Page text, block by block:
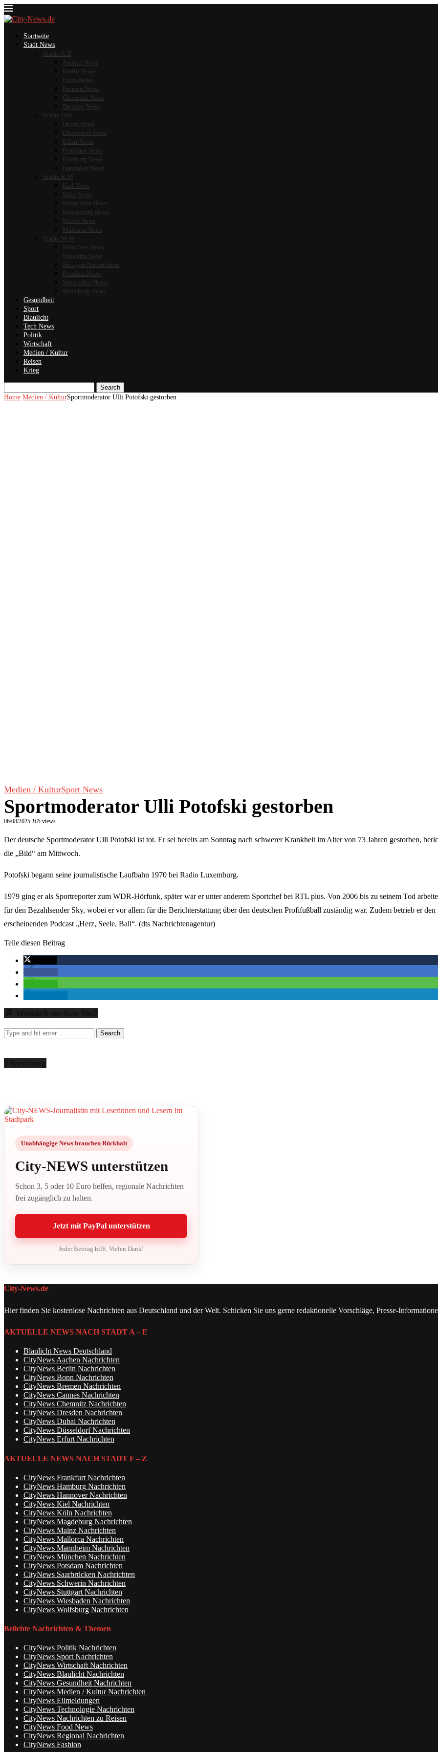
Startseite
Stadt News
Städte A-D
Aachen News
Berlin News
Bonn News
Bremen News
Chemnitz News
Dresden News
Städte D-H
Dubai News
Düsseldorf News
Erfurt News
Frankfurt News
Hamburg News
Hannover News
Städte K-M
Kiel News
Köln News
Mannheim News
Magdeburg News
Mainz News
Mallorca News
Städte M-W
München News
Schwerin News
Stuttgart Nachrichten
Potsdam News
Wiesbaden News
Wolfsburg News
Gesundheit
Sport
Blaulicht
Tech News
Politik
Wirtschaft
Medien / Kultur
Reisen
Krieg
Search
Home Medien / KulturSportmoderator Ulli Potofski gestorben
Medien / KulturSport News
Sportmoderator Ulli Potofski gestorben
06/08/2025 165 views
Der deutsche Sportmoderator Ulli Potofski ist tot. Er sei bereits am Sonntag nach schwerer Krankheit im Alter von 73 Jahren gestorben,
die „Bild“ am Mittwoch.
Potofski begann seine journalistische Laufbahn 1970 bei Radio Luxemburg.
1979 ging er als Sportreporter zum WDR-Hörfunk, später war er unter anderem Sportchef bei RTL plus. Von 2006 bis zu seinem Tod
für den Bezahlsender Sky, wobei er vor allem für die Berichterstattung über den deutschen Profifußball zuständig war. Zudem betrieb er den
erscheinenden Podcast „Herz, Seele, Ball“. (dts Nachrichtenagentur)
Teile diesen Beitrag
Unabhängige News brauchen Rückhalt
City-NEWS unterstützen
Schon 3, 5 oder 10 Euro helfen, regionale Nachrichten
frei zugänglich zu halten.
Jetzt mit PayPal unterstützen
Jeder Beitrag hilft. Vielen Dank!
City-News.de
Hier finden Sie kostenlose Nachrichten aus Deutschland und der Welt. Schicken Sie uns gerne redaktionelle Vorschläge, Presse-
AKTUELLE NEWS NACH STADT A – E
Blaulicht News Deutschland
CityNews Aachen Nachrichten
CityNews Berlin Nachrichten
CityNews Bonn Nachrichten
CityNews Bremen Nachrichten
CityNews Cannes Nachrichten
CityNews Chemnitz Nachrichten
CityNews Dresden Nachrichten
CityNews Dubai Nachrichten
CityNews Düsseldorf Nachrichten
CityNews Erfurt Nachrichten
AKTUELLE NEWS NACH STADT F – Z
CityNews Frankfurt Nachrichten
CityNews Hamburg Nachrichten
CityNews Hannover Nachrichten
CityNews Kiel Nachrichten
CityNews Köln Nachrichten
CityNews Magdeburg Nachrichten
CityNews Mainz Nachrichten
CityNews Mallorca Nachrichten
CityNews Mannheim Nachrichten
CityNews München Nachrichten
CityNews Potsdam Nachrichten
CityNews Saarbrücken Nachrichten
CityNews Schwerin Nachrichten
CityNews Stuttgart Nachrichten
CityNews Wiesbaden Nachrichten
CityNews Wolfsburg Nachrichten
Beliebte Nachrichten & Themen
CityNews Politik Nachrichten
CityNews Sport Nachrichten
CityNews Wirtschaft Nachrichten
CityNews Blaulicht Nachrichten
CityNews Gesundheit Nachrichten
CityNews Medien / Kultur Nachrichten
CityNews Eilmeldungen
CityNews Technologie Nachrichten
CityNews Nachrichten zu Reisen
CityNews Food News
CityNews Regional Nachrichten
CityNews Fashion